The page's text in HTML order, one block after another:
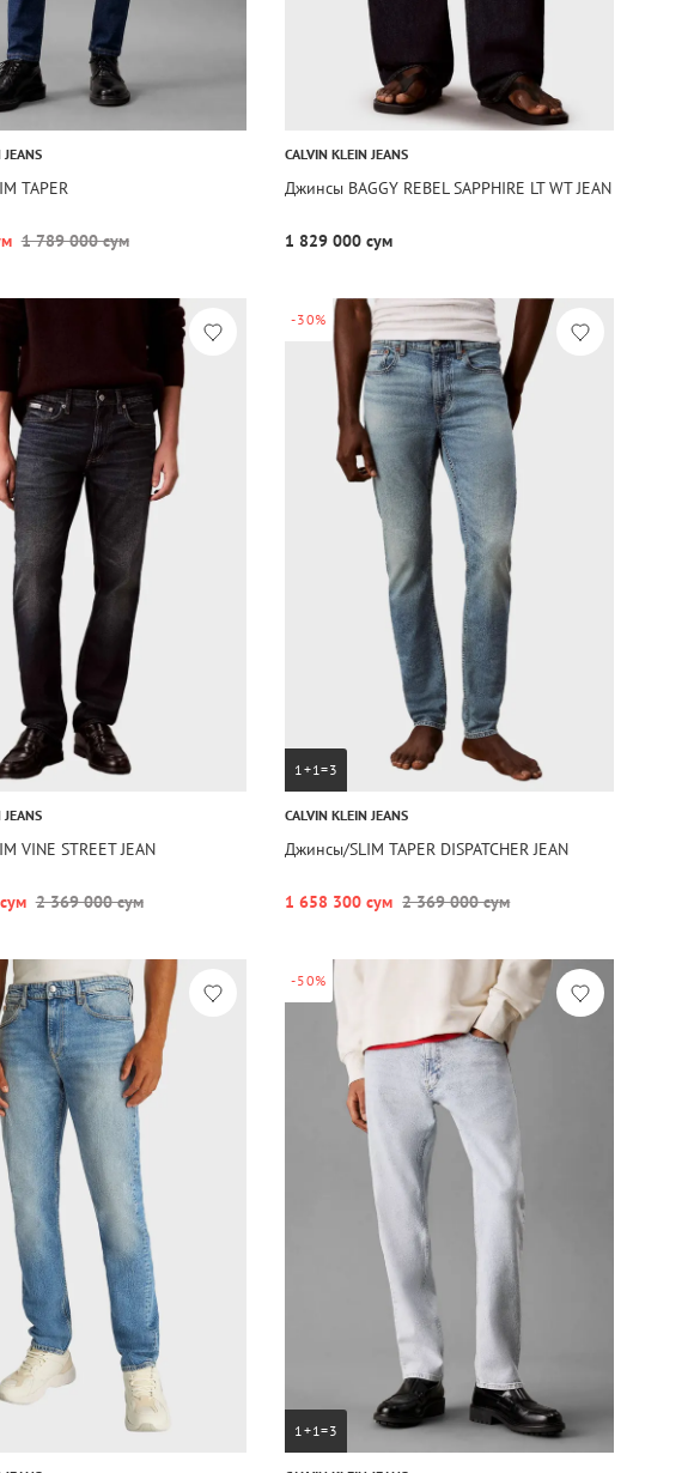
TAPER
1 789 000 сум
CALVIN KLEIN JEANS
Джинсы BAGGY REBEL SAPPHIRE LT WT JEAN
1 829 000 сум
VINE STREET JEAN
2 369 000 сум
-30%
1+1=3
CALVIN KLEIN JEANS
Джинсы/SLIM TAPER DISPATCHER JEAN
1 658 300 сум 2 369 000 сум
-50%
1+1=3